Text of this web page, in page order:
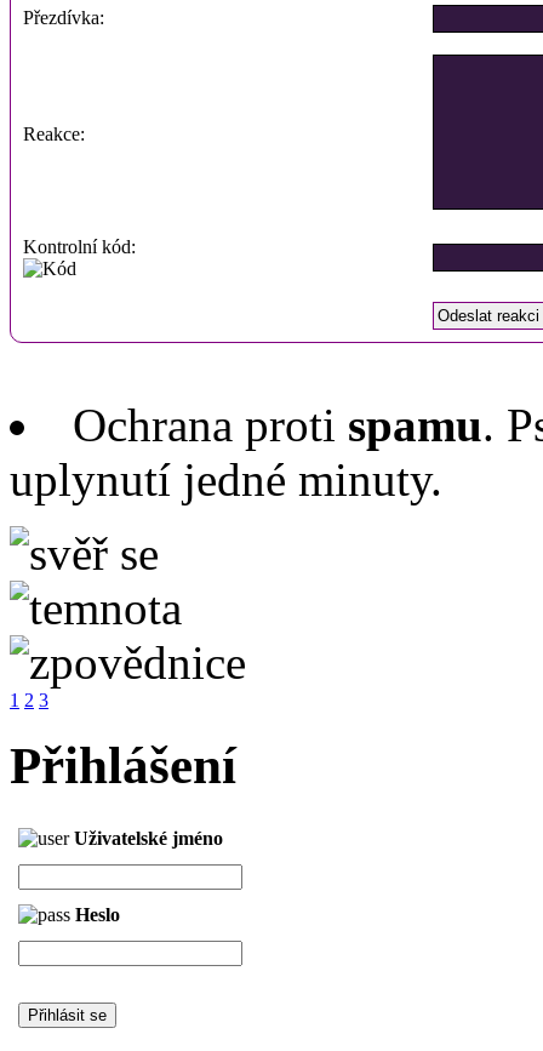
Přezdívka:
Reakce:
Kontrolní kód:
Ochrana proti spamu.
uplynutí jedné minuty.
1 2 3
Přihlášení
Uživatelské jméno
Heslo